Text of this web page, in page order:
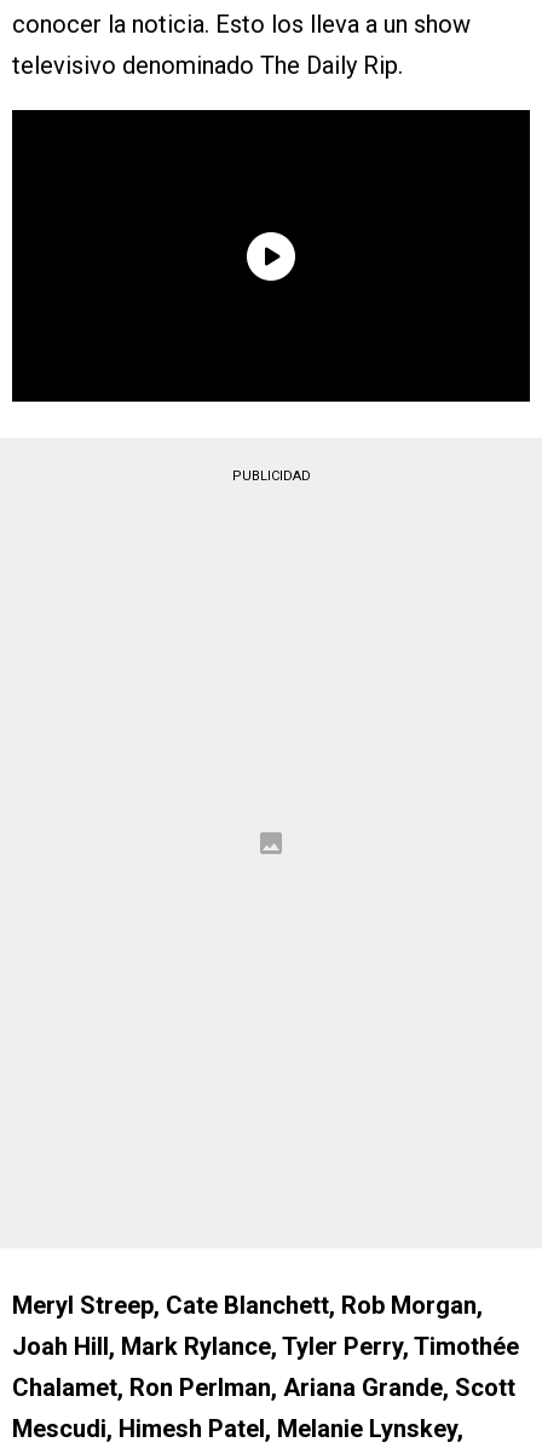
conocer la noticia. Esto los lleva a un show
televisivo denominado The Daily Rip.
PUBLICIDAD
Meryl Streep, Cate Blanchett, Rob Morgan,
Joah Hill, Mark Rylance, Tyler Perry, Timothée
Chalamet, Ron Perlman, Ariana Grande, Scott
Mescudi, Himesh Patel, Melanie Lynskey,